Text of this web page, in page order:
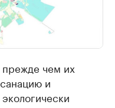
чем их
и